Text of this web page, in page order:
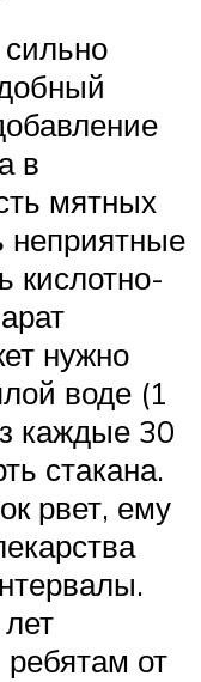
в
мятных
неприятные
кислотно-
нужно
воде (1
каждые 30
стакана.
рвет, ему
от